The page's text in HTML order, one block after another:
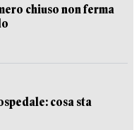
chiuso non ferma
cosa sta